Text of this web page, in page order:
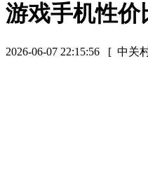
游戏手机性价
2026-06-07 22:15:56 [ 中关